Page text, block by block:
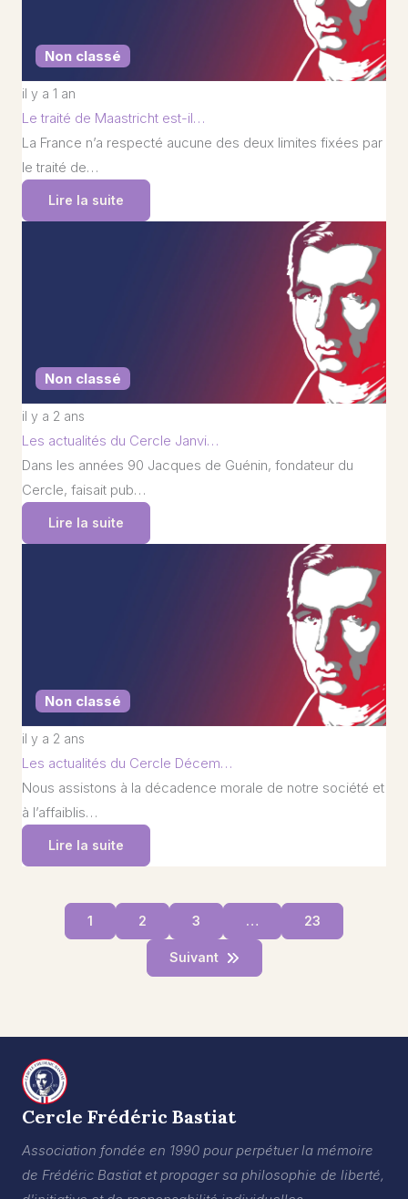
Non classé
il y a 1 an
Le traité de Maastricht est-il…
La France n’a respecté aucune des deux limites fixées par
le traité de…
Lire la suite
Non classé
il y a 2 ans
Les actualités du Cercle Janvi…
Dans les années 90 Jacques de Guénin, fondateur du
Cercle, faisait pub…
Lire la suite
Non classé
il y a 2 ans
Les actualités du Cercle Décem…
Nous assistons à la décadence morale de notre société et
à l’affaiblis…
Lire la suite
1 2 3 … 23
Suivant
Cercle Frédéric Bastiat
Association fondée en 1990 pour perpétuer la mémoire
de Frédéric Bastiat et propager sa philosophie de liberté,